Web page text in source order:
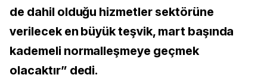
de dahil olduğu hizmetler sektörüne
verilecek en büyük teşvik, mart başında
kademeli normalleşmeye geçmek
olacaktır” dedi.